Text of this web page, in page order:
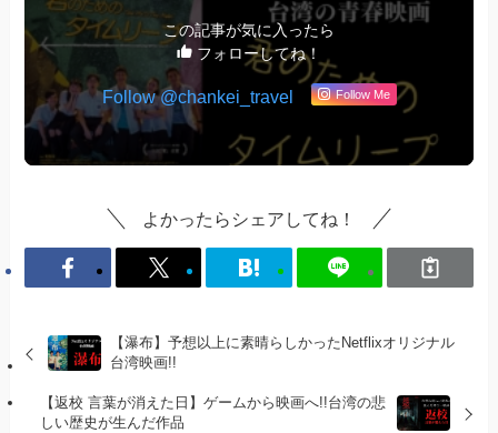
この記事が気に入ったら
フォローしてね！
Follow @chankei_travel Follow Me
よかったらシェアしてね！
【瀑布】予想以上に素晴らしかったNetflixオリジナル
台湾映画!!
【返校 言葉が消えた日】ゲームから映画へ!!台湾の悲
しい歴史が生んだ作品